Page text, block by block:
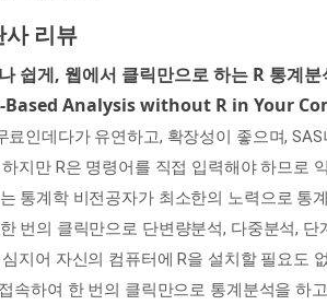
사 리뷰
쉽게, 웹에서 클릭만으로 하는 R 통계분
Based Analysis without R in Your
료인데다가 유연하고, 확장성이 좋으며,
하지만 R은 명령어를 직접 입력해야 하므로
통계학 비전공자가 최소한의 노력으로 통
번의 클릭만으로 단변량분석, 다중분석,
심지어 자신의 컴퓨터에 R을 설치할 필요도
속하여 한 번의 클릭만으로 통계분석을 하